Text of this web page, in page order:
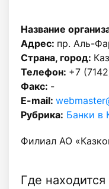
Название
Адрес: пр. Аль-
Страна, город:
Телефон: +7
Факс: -
E-mail:
Рубрика: Банки в
Филиал АО
Где находится